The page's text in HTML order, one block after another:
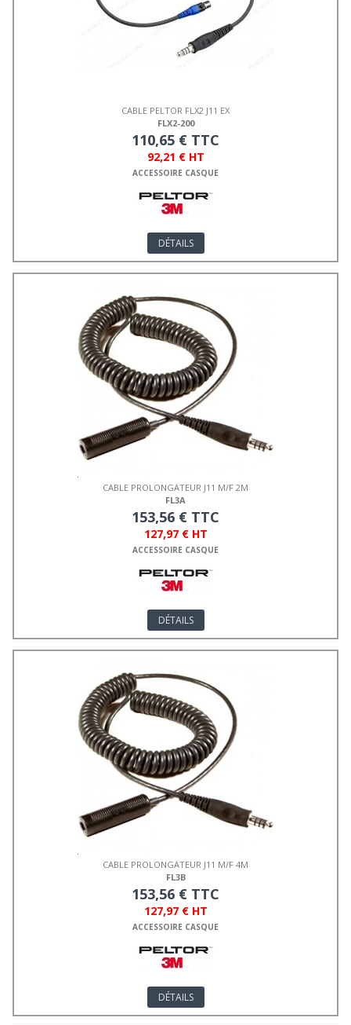
CABLE PELTOR FLX2 J11 EX
FLX2-200
110,65 € TTC
92,21 € HT
ACCESSOIRE CASQUE
DÉTAILS
CABLE PROLONGATEUR J11 M/F 2M
FL3A
153,56 € TTC
127,97 € HT
ACCESSOIRE CASQUE
DÉTAILS
CABLE PROLONGATEUR J11 M/F 4M
FL3B
153,56 € TTC
127,97 € HT
ACCESSOIRE CASQUE
DÉTAILS